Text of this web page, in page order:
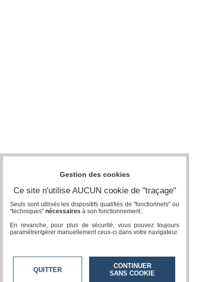
Gestion des cookies
Ce site n'utilise AUCUN cookie de "traçage"
Seuls sont utilisés les dispositifs qualifiés de "fonctionnels" ou
"techniques" nécessaires à son fonctionnement..
En revanche, pour plus de sécurité, vous pouvez toujours
paramétrer/gérer manuellement ceux-ci dans votre navigateur.
QUITTER
CONTINUER
SANS COOKIE